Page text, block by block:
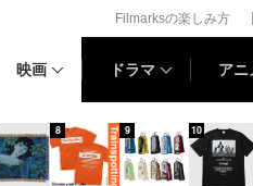
Filmarksの楽しみ方
映画 ドラマ アニ
8 9 10